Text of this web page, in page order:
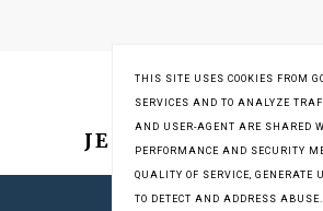
JESTEM NA
COPYRIGHT © 2013-2019
THIS SITE USES COOKIES FROM
SERVICES AND TO ANALYZE
AND USER-AGENT ARE SHARED
PERFORMANCE AND SECURITY
QUALITY OF SERVICE, GENERATE
TO DETECT AND ADDRESS ABUSE.